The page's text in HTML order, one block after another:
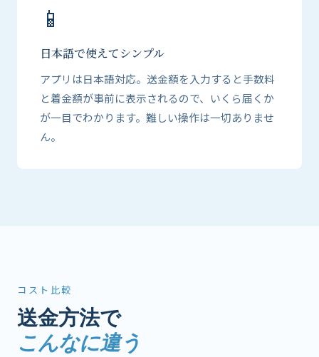
📱
日本語で使えてシンプル
アプリは日本語対応。送金額を入力すると手数料
と着金額が事前に表示されるので、いくら届くか
が一目でわかります。難しい操作は一切ありませ
ん。
コスト比較
送金方法で
こんなに違う